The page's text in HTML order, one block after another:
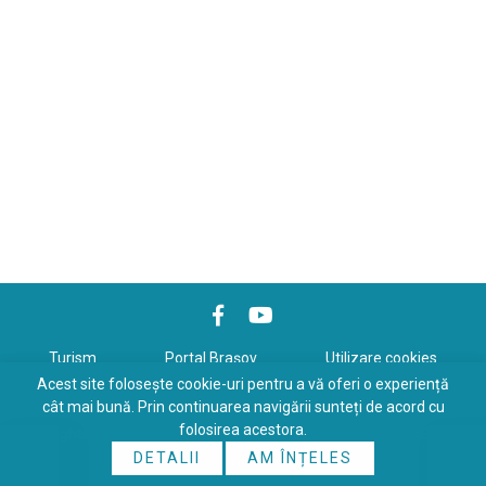
Turism Portal Braşov Utilizare cookies
Politică de confidenţialitate
Copyrights © 2026 All Rights Reserved. Powered by
Online
Acest site folosește cookie-uri pentru a vă oferi o experiență
cât mai bună. Prin continuarea navigării sunteți de acord cu
folosirea acestora.
DETALII
AM ÎNȚELES